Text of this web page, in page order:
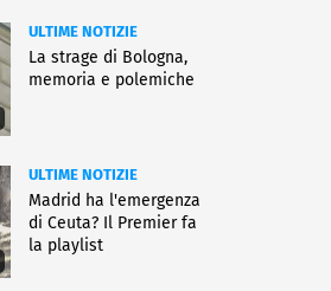
ULTIME NOTIZIE
La strage di Bologna,
memoria e polemiche
ULTIME NOTIZIE
Madrid ha l'emergenza
di Ceuta? Il Premier fa
la playlist